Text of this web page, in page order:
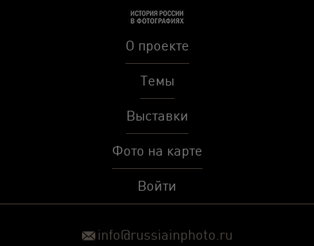
О проекте
Темы
Выставки
Фото на карте
Войти
info@russiainphoto.ru